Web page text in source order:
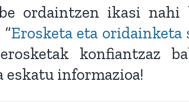
ordaintzen ikasi nahi
Erosketa eta oridainketa
konfiantzaz
informazioa!